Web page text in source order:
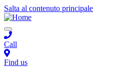
Salta al contenuto principale
Toggle
navigation
Call
Find us